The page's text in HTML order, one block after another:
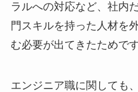
ラルへの対応など、社内
門スキルを持った人材を
む必要が出てきたためです
エンジニア職に関しても